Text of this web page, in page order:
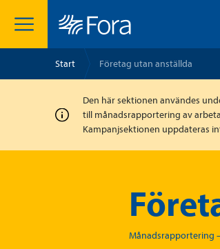
Start Företag utan anställda
Den här sektionen användes
till månads­rapportering av
Kampanjsektionen uppdateras
Månadsrapportering